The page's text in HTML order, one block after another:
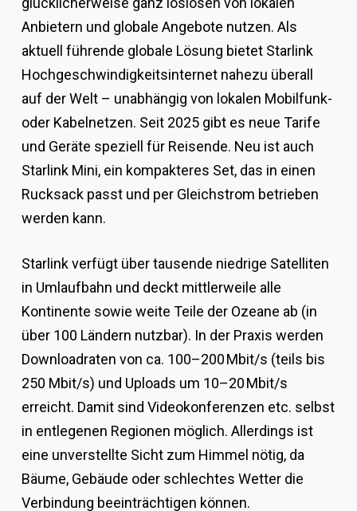
Anbietern und globale Angebote nutzen. Als
aktuell führende globale Lösung bietet Starlink
Hochgeschwindigkeitsinternet nahezu überall
auf der Welt – unabhängig von lokalen Mobilfunk-
oder Kabelnetzen. Seit 2025 gibt es neue Tarife
und Geräte speziell für Reisende. Neu ist auch
Starlink Mini, ein kompakteres Set, das in einen
Rucksack passt und per Gleichstrom betrieben
werden kann.
Starlink verfügt über tausende niedrige Satelliten
in Umlaufbahn und deckt mittlerweile alle
Kontinente sowie weite Teile der Ozeane ab (in
über 100 Ländern nutzbar). In der Praxis werden
Downloadraten von ca. 100–200 Mbit/s (teils bis
250 Mbit/s) und Uploads um 10–20 Mbit/s
erreicht. Damit sind Videokonferenzen etc. selbst
in entlegenen Regionen möglich. Allerdings ist
eine unverstellte Sicht zum Himmel nötig, da
Bäume, Gebäude oder schlechtes Wetter die
Verbindung beeinträchtigen können.